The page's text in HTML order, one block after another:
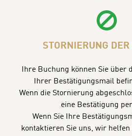
STORNIERUNG
Ihre Buchung können Sie über
Ihrer Bestätigungsmail
Wenn die Stornierung
eine Bestätigung
Wenn Sie Ihre
kontaktieren Sie uns, wir